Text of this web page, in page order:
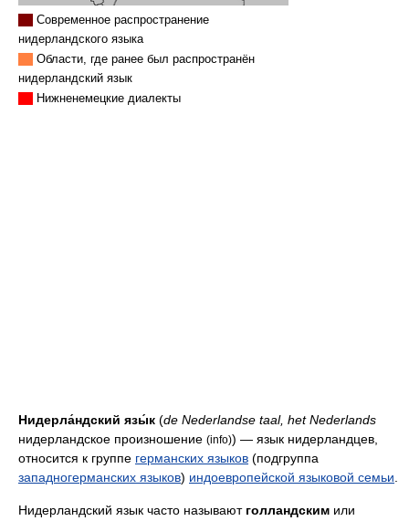
Современное распространение
нидерландского языка
Области, где ранее был распространён
нидерландский язык
Нижненемецкие диалекты
Нидерла́ндский язы́к (de Nederlandse taal, het Nederlands
нидерландское произношение (info)) — язык нидерландцев,
относится к группе германских языков (подгруппа
западногерманских языков) индоевропейской языковой семьи
Нидерландский язык часто называют голландским или